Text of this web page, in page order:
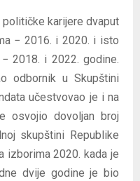
karijere dvaput
− 2016. i 2020. i isto
2018. i 2022. godine.
odbornik u Skupštini
učestvovao je i na
osvojio dovoljan broj
skupštini Republike
izborima 2020. kada je
dvije godine je bio